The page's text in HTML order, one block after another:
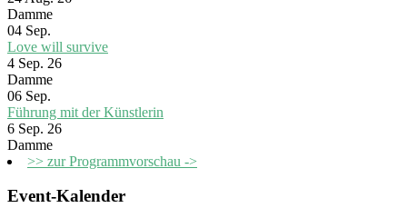
Damme
04 Sep.
Love will survive
4 Sep. 26
Damme
06 Sep.
Führung mit der Künstlerin
6 Sep. 26
Damme
>> zur Programmvorschau ->
Event-Kalender